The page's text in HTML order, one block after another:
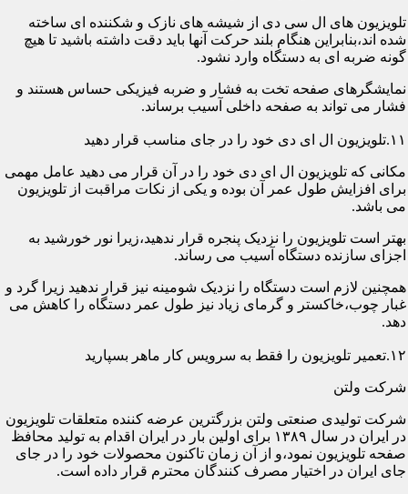
تلویزیون های ال سی دی از شیشه های نازک و شکننده ای ساخته
شده اند،بنابراین هنگام بلند حرکت آنها باید دقت داشته باشید تا هیچ
گونه ضربه ای به دستگاه وارد نشود.
نمایشگرهای صفحه تخت به فشار و ضربه فیزیکی حساس هستند و
فشار می تواند به صفحه داخلی آسیب برساند.
۱۱.تلویزیون ال ای دی خود را در جای مناسب قرار دهید
مکانی که تلویزیون ال ای دی خود را در آن قرار می دهید عامل مهمی
برای افزایش طول عمر آن بوده و یکی از نکات مراقبت از تلویزیون
می باشد.
بهتر است تلویزیون را نزدیک پنجره قرار ندهید،زیرا نور خورشید به
اجزای سازنده دستگاه آسیب می رساند.
همچنین لازم است دستگاه را نزدیک شومینه نیز قرار ندهید زیرا گرد و
غبار چوب،خاکستر و گرمای زیاد نیز طول عمر دستگاه را کاهش می
دهد.
۱۲.تعمیر تلویزیون را فقط به سرویس کار ماهر بسپارید
شرکت ولتن
شرکت تولیدی صنعتی ولتن بزرگترین عرضه کننده متعلقات تلویزیون
در ایران در سال ۱۳۸۹ برای اولین بار در ایران اقدام به تولید محافظ
صفحه تلویزیون نمود،و از آن زمان تاکنون محصولات خود را در جای
جای ایران در اختیار مصرف کنندگان محترم قرار داده است.